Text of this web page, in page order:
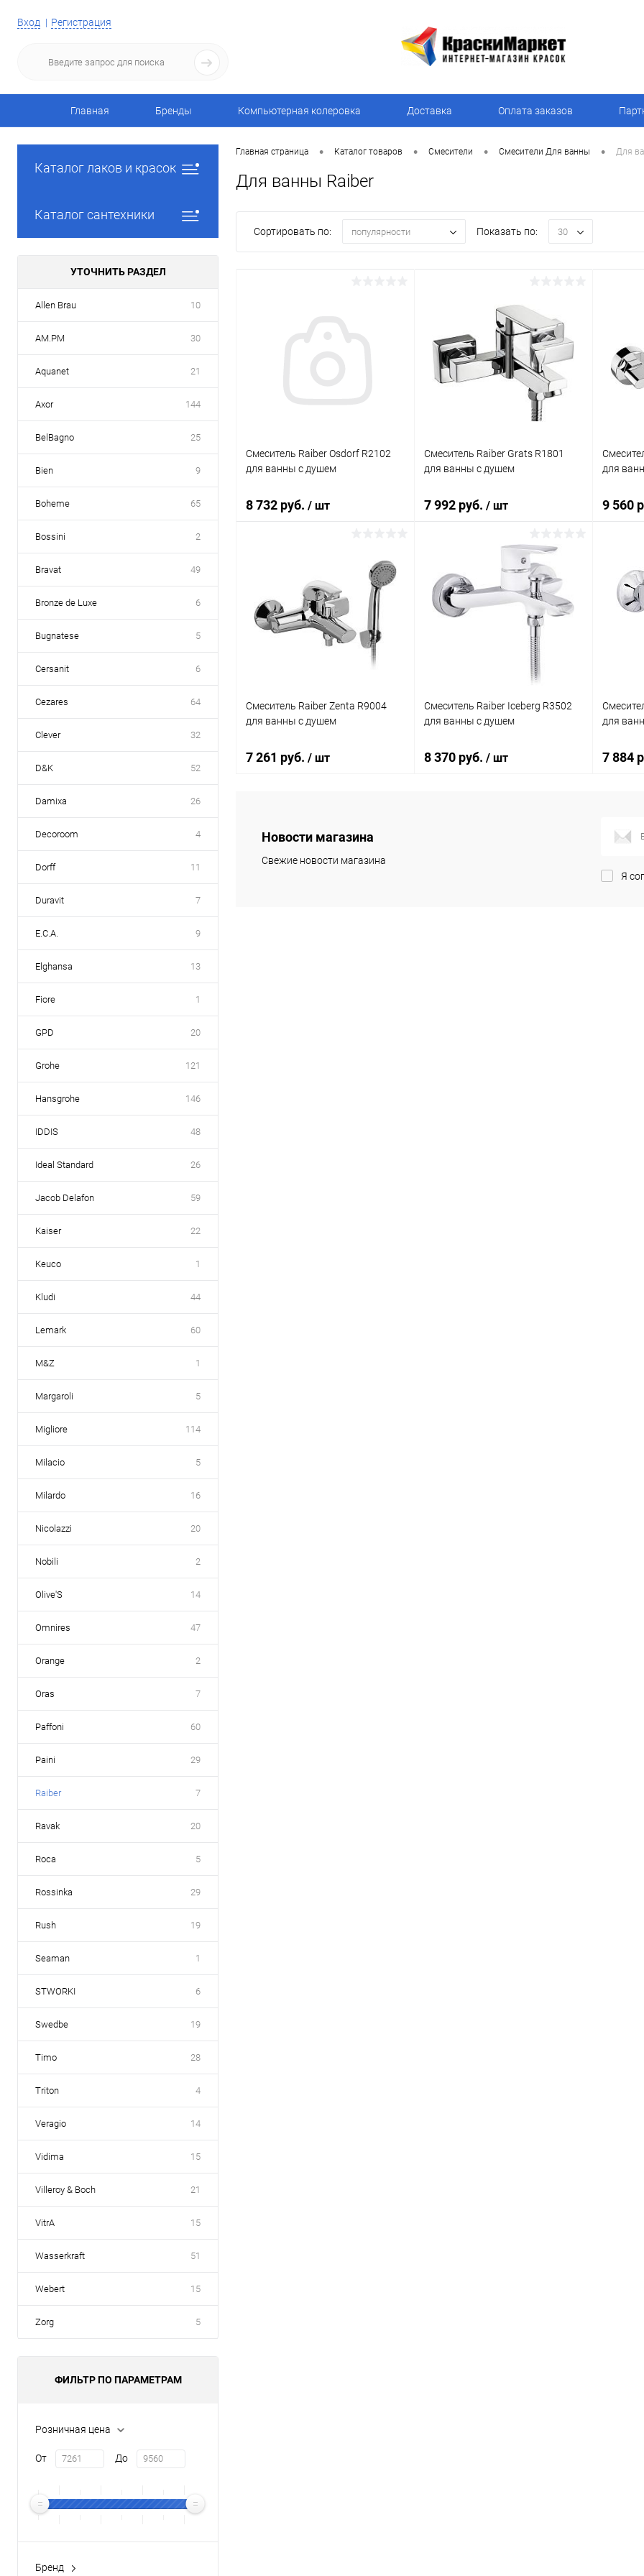
Вход Регистрация
Главная Бренды Компьютерная колеровка Доставка Оплата заказов
Каталог лаков и красок
Каталог сантехники
УТОЧНИТЬ РАЗДЕЛ
Allen Brau 10
AM.PM 30
Aquanet 21
Axor 144
BelBagno 25
Bien 9
Boheme 65
Bossini 2
Bravat 49
Bronze de Luxe 6
Bugnatese 5
Cersanit 6
Cezares 64
Clever 32
D&K 52
Damixa 26
Decoroom 4
Dorff 11
Duravit 7
E.C.A. 9
Elghansa 13
Fiore 1
GPD 20
Grohe 121
Hansgrohe 146
IDDIS 48
Ideal Standard 26
Jacob Delafon 59
Kaiser 22
Keuco 1
Kludi 44
Lemark 60
M&Z 1
Margaroli 5
Migliore 114
Milacio 5
Milardo 16
Nicolazzi 20
Nobili 2
Olive'S 14
Omnires 47
Orange 2
Oras 7
Paffoni 60
Paini 29
Raiber 7
Ravak 20
Roca 5
Rossinka 29
Rush 19
Seaman 1
STWORKI 6
Swedbe 19
Timo 28
Triton 4
Veragio 14
Vidima 15
Villeroy & Boch 21
VitrA 15
Wasserkraft 51
Webert 15
Zorg 5
ФИЛЬТР ПО ПАРАМЕТРАМ
Розничная цена
От До
Бренд
Главная страница • Каталог товаров • Смесители • Смесители Для ванны • Для
Для ванны Raiber
Сортировать по: популярности Показать по: 30
Смеситель Raiber Osdorf R2102
для ванны с душем
8 732 руб. / шт
Купить в 1 клик Сравнение
В избранное Под заказ
Смеситель Raiber Grats R1801
для ванны с душем
7 992 руб. / шт
В корзину
Купить в 1 клик Сравнение
Под заказ
для
9 560
Смеситель Raiber Zenta R9004
для ванны с душем
7 261 руб. / шт
Купить в 1 клик
Смеситель Raiber Iceberg R3502
для ванны с душем
8 370 руб. / шт
для
7 884
В
Новости магазина
Свежие новости магазина
Я